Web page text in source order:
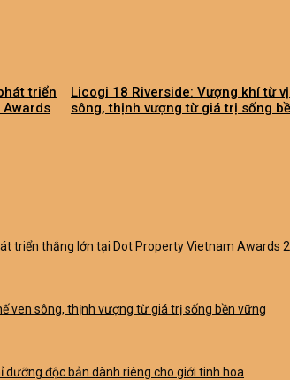
triển
Awards
Licogi 18 Riverside: Vượng khí từ
sông, thịnh vượng từ giá trị sống
triển thắng lớn tại Dot Property Vietnam Awards
ven sông, thịnh vượng từ giá trị sống bền vững
dưỡng độc bản dành riêng cho giới tinh hoa